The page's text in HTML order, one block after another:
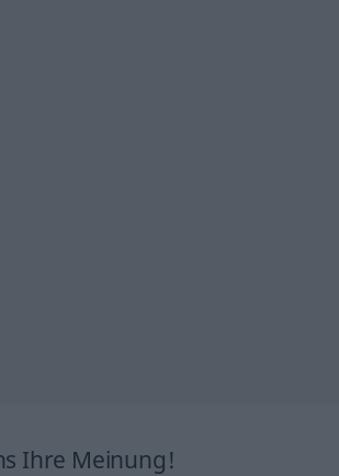
Ihre Meinung!